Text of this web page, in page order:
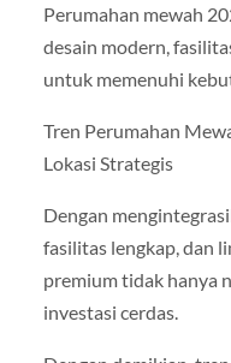
Perumahan mewah
desain modern,
untuk memenuhi
Tren Perumahan
Lokasi Strategis
Dengan
fasilitas lengkap, dan
premium tidak hanya
investasi cerdas.